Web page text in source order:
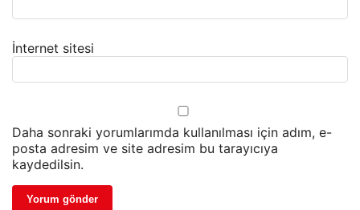
İnternet sitesi
Daha sonraki yorumlarımda kullanılması için adım, e-
posta adresim ve site adresim bu tarayıcıya
kaydedilsin.